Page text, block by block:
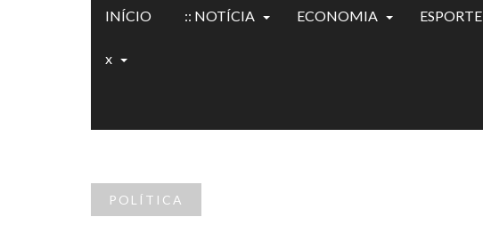
INÍCIO :: NOTÍCIA ECONOMIA ESPORTE
x
POLÍTICA